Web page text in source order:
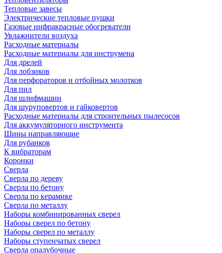
Тепловые завесы
Электрические тепловые пушки
Газовые инфракрасные обогреватели
Увлажнители воздуха
Расходные материалы
Расходные материалы для инструмена
Для дрелей
Для лобзиков
Для перфораторов и отбойных молотков
Для пил
Для шлифмашин
Для шуруповертов и гайковертов
Расходные материалы для строительных пылесосов
Для аккумуляторного инструмента
Шины направляющие
Для рубанков
К вибраторам
Коронки
Сверла
Сверла по дереву
Сверла по бетону
Сверла по керамике
Сверла по металлу
Наборы комбинированных сверел
Наборы сверел по бетону
Наборы сверел по металлу
Наборы ступенчатых сверел
Сверла опалубочные